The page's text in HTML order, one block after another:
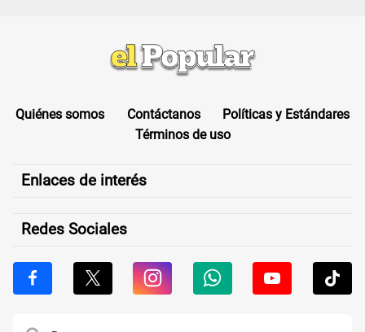
Quiénes somos Contáctanos
Políticas y Estándares
Términos de uso
Enlaces de interés
Redes Sociales